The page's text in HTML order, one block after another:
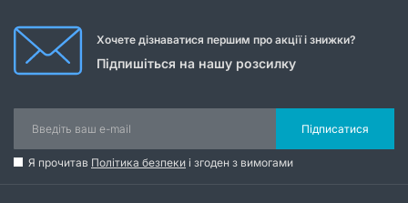
Хочете дізнаватися першим про акції і знижки?
Підпишіться на нашу розсилку
Підписатися
Я прочитав Політика безпеки і згоден з вимогами